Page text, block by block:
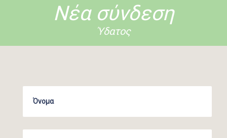
Νέα σύνδεση
Ύδατος